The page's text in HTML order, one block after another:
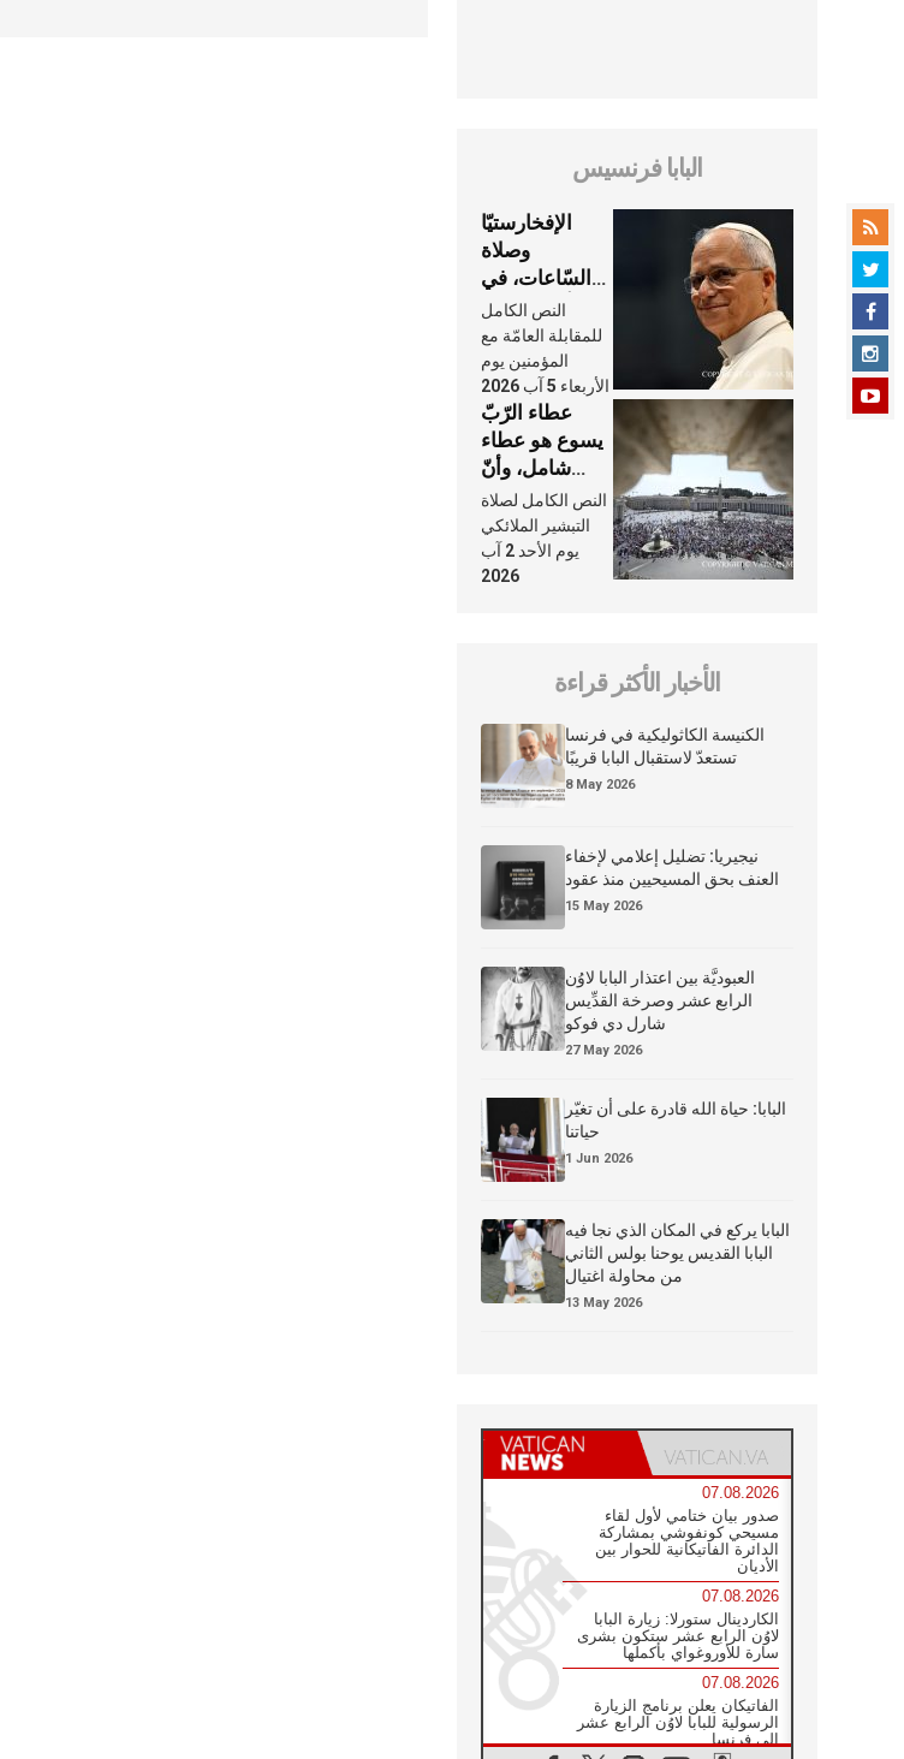
البابا فرنسيس
الإفخارستيّا
وصلاة
السّاعات، في
كلّ أسبوع وكلّ
يوم، هما النَّفَس
في حياة
الكنيسة
النص الكامل
للمقابلة العامّة مع
المؤمنين يوم
الأربعاء 5 آب 2026
عطاء الرّبّ
يسوع هو عطاء
شامل، وأنّ
عنايته بنا لا
تغيب عنّا أبدًا
النص الكامل لصلاة
التبشير الملائكي
يوم الأحد 2 آب
2026
الأخبار الأكثر قراءة
الكنيسة الكاثوليكية في فرنسا
تستعدّ لاستقبال البابا قريبًا
8 May 2026
نيجيريا: تضليل إعلامي لإخفاء
العنف بحق المسيحيين منذ عقود
15 May 2026
العبوديَّة بين اعتذار البابا لاوُن
الرابع عشر وصرخة القدِّيس
شارل دي فوكو
27 May 2026
البابا: حياة الله قادرة على أن تغيّر
حياتنا
1 Jun 2026
البابا يركع في المكان الذي نجا فيه
البابا القديس يوحنا بولس الثاني
من محاولة اغتيال
13 May 2026
07.08.2026
صدور بيان ختامي لأول لقاء
مسيحي كونفوشي بمشاركة
الدائرة الفاتيكانية للحوار بين
الأديان
07.08.2026
الكاردينال ستورلا: زيارة البابا
لاوُن الرابع عشر ستكون بشرى
سارة للأوروغواي بأكملها
07.08.2026
الفاتيكان يعلن برنامج الزيارة
الرسولية للبابا لاوُن الرابع عشر
إلى فرنسا